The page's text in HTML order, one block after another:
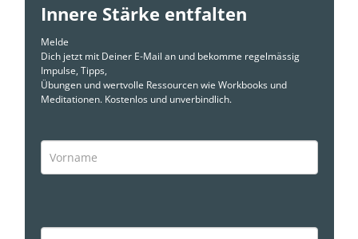
Innere Stärke entfalten
Melde
Dich jetzt mit Deiner E-Mail an und bekomme regelmässig
Impulse, Tipps,
Übungen und wertvolle Ressourcen wie Workbooks und
Meditationen. Kostenlos und unverbindlich.